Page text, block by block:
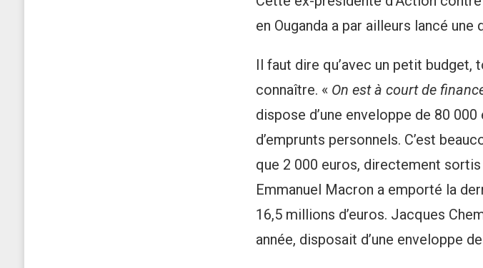
en Ouganda a par ailleurs lancé
Il faut dire qu’avec un petit
connaître. « On est à court de
dispose d’une enveloppe de 80
d’emprunts personnels. C’est
que 2 000 euros, directement
Emmanuel Macron a emporté la
16,5 millions d’euros. Jacques
année, disposait d’une enveloppe